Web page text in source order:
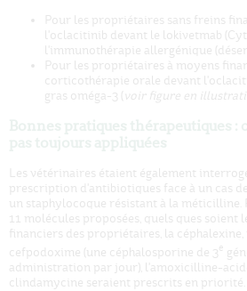
Pour les propriétaires sans freins
l'oclacitinib devant le lokivetmab
l'immunothérapie allergénique
Pour les propriétaires à moyens
corticothérapie orale devant
gras oméga-3 ( voir figure en
Les vétérinaires étaient également
prescription d'antibiotiques face à un cas
un staphylocoque résistant à la méticilline.
11 molécules proposées, quels ques soient
financiers des propriétaires, la céphalexine,
cefpodoxime (une céphalosporine de 3e
administration par jour), l'amoxicilline-
clindamycine seraient prescrits en priorité.